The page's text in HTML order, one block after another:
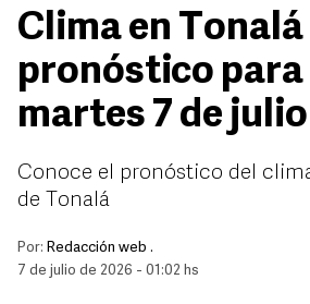
Clima en Tonalá
pronóstico para
martes 7 de
Conoce el pronóstico del
de Tonalá
Por: Redacción web .
7 de julio de 2026 - 01:02 hs